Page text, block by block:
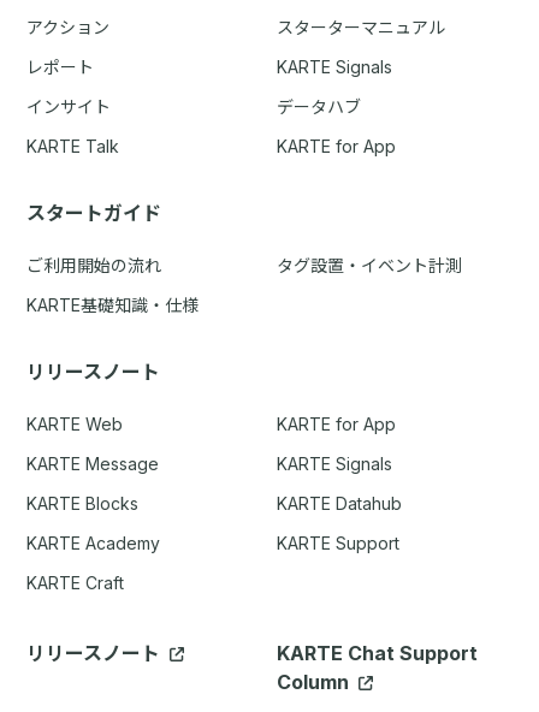
アクション
スターターマニュアル
レポート
KARTE Signals
インサイト
データハブ
KARTE Talk
KARTE for App
スタートガイド
ご利用開始の流れ
タグ設置・イベント計測
KARTE基礎知識・仕様
リリースノート
KARTE Web
KARTE for App
KARTE Message
KARTE Signals
KARTE Blocks
KARTE Datahub
KARTE Academy
KARTE Support
KARTE Craft
リリースノート
KARTE Chat Support
Column